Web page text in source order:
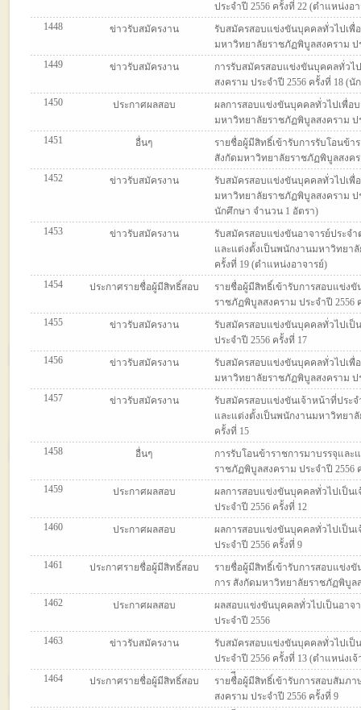
ประจำปี 2556 ครั้งที่ 22 (ตำแหน่งอ
1448
ข่าวรับสมัครงาน
รับสมัครสอบแข่งขันบุคคลทั่วไปเพื่
มหาวิทยาลัยราชภัฏพิบูลสงคราม ป
1449
ข่าวรับสมัครงาน
การรับสมัครสอบแข่งขันบุคคลทั่ว
สงคราม ประจำปี 2556 ครั้งที่ 18
1450
ประกาศผลสอบ
ผลการสอบแข่งขันบุคคลทั่วไปเพื่อ
มหาวิทยาลัยราชภัฏพิบูลสงคราม ป
1451
อื่นๆ
รายชื่อผู้มีสิทธิ์เข้ารับการรับโอนข้
สังกัดมหาวิทยาลัยราชภัฏพิบูลสงคร
1452
ข่าวรับสมัครงาน
รับสมัครสอบแข่งขันบุคคลทั่วไปเพื่
มหาวิทยาลัยราชภัฏพิบูลสงคราม ป
นักศึกษา จำนวน 1 อัตรา)
1453
ข่าวรับสมัครงาน
รับสมัครสอบแข่งขันอาจารย์ประจ
และแต่งตั้งเป็นพนักงานมหาวิทยา
ครั้งที่ 19 (ตำแหน่งอาจารย์)
1454
ประกาศรายชื่อผู้มีสิทธิ์สอบ
รายชื่อผู้มีสิทธิ์เข้ารับการสอบแข่ง
ราชภัฏพิบูลสงคราม ประจำปี 2556
1455
ข่าวรับสมัครงาน
รับสมัครสอบแข่งขันบุคคลทั่วไปเ
ประจำปี 2556 ครั้งที่ 17
1456
ข่าวรับสมัครงาน
รับสมัครสอบแข่งขันบุคคลทั่วไปเพื่
มหาวิทยาลัยราชภัฏพิบูลสงคราม ป
1457
ข่าวรับสมัครงาน
รับสมัครสอบแข่งขันเจ้าหน้าที่ประ
และแต่งตั้งเป็นพนักงานมหาวิทยา
ครั้งที่ 15
1458
อื่นๆ
การรับโอนข้าราชการมาบรรจุแล
ราชภัฏพิบูลสงคราม ประจำปี 2556
1459
ประกาศผลสอบ
ผลการสอบแข่งขันบุคคลทั่วไปเป็น
ประจำปี 2556 ครั้งที่ 12
1460
ประกาศผลสอบ
ผลการสอบแข่งขันบุคคลทั่วไปเป็น
ประจำปี 2556 ครั้งที่ 9
1461
ประกาศรายชื่อผู้มีสิทธิ์สอบ
รายชื่อผู้มีสิทธิ์เข้ารับการสอบแข่ง
การ สังกัดมหาวิทยาลัยราชภัฏพิบูล
1462
ประกาศผลสอบ
ผลสอบแข่งขันบุคคลทั่วไปเป็นอาจ
ประจำปี 2556
1463
ข่าวรับสมัครงาน
รับสมัครสอบแข่งขันบุคคลทั่วไปเ
ประจำปี 2556 ครั้งที่ 13 (ตำแหน่ง
1464
ประกาศรายชื่อผู้มีสิทธิ์สอบ
รายชื่ีอผู้มีสิทธิ์เข้ารับการสอบสัมภ
สงคราม ประจำปี 2556 ครั้งที่ 9